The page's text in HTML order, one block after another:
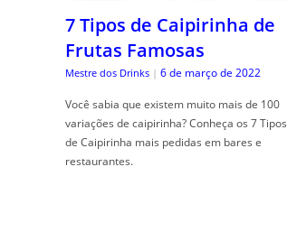
7 Tipos de Caipirinha de
Frutas Famosas
Mestre dos Drinks | 6 de março de 2022
Você sabia que existem muito mais de 100
variações de caipirinha? Conheça os 7 Tipos
de Caipirinha mais pedidas em bares e
restaurantes.